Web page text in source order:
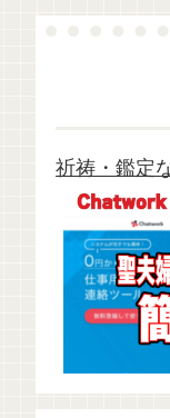
祈祷・鑑定